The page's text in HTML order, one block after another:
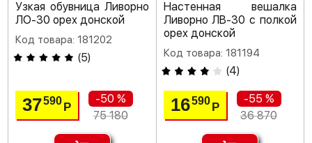
Узкая обувница Ливорно
ЛО-30 орех донской
Код товара: 181202
(5)
37590Р
-50 %
75 180
Настенная вешалка
Ливорно ЛВ-30 с полкой
орех донской
Код товара: 181194
(4)
16590 Р
-55 %
36 870